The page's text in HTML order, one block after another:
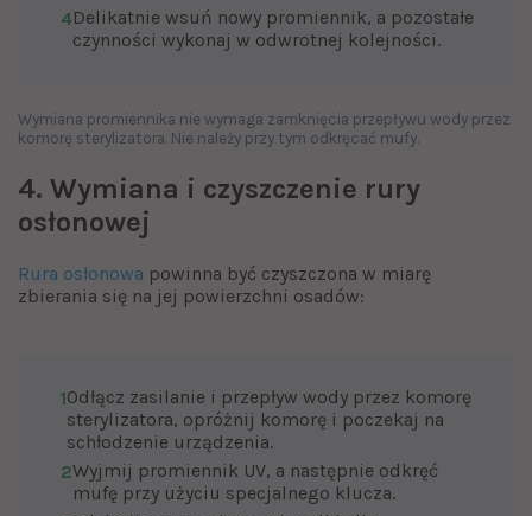
4Delikatnie wsuń nowy promiennik, a pozostałe
czynności wykonaj w odwrotnej kolejności.
Wymiana promiennika nie wymaga zamknięcia przepływu wody przez
komorę sterylizatora. Nie należy przy tym odkręcać mufy.
4. Wymiana i czyszczenie rury
osłonowej
Rura osłonowa powinna być czyszczona w miarę
zbierania się na jej powierzchni osadów:
1Odłącz zasilanie i przepływ wody przez komorę
sterylizatora, opróżnij komorę i poczekaj na
schłodzenie urządzenia.
2Wyjmij promiennik UV, a następnie odkręć
mufę przy użyciu specjalnego klucza.